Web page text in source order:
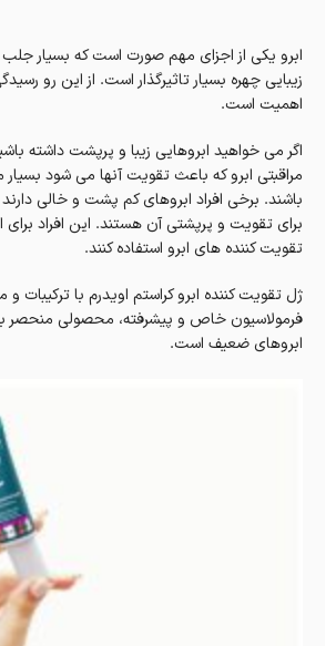
ابرو یکی از اجزای مهم صورت است که بسیار
زیبایی چهره بسیار تاثیرگذار است. از این رو
اهمیت است.
اگر می خواهید ابروهایی زیبا و پرپشت داشته
مراقبتی ابرو که باعث تقویت آنها می شود
باشند. برخی افراد ابروهای کم پشت و خالی
برای تقویت و پرپشتی آن هستند. این افراد برای
تقویت کننده ‌های ابرو استفاده کنند.
ژل تقویت کننده ابرو کراستم اویدرم با ترکیبات و
فرمولاسیون خاص و پیشرفته، محصولی منحصر
ابروهای ضعیف است.